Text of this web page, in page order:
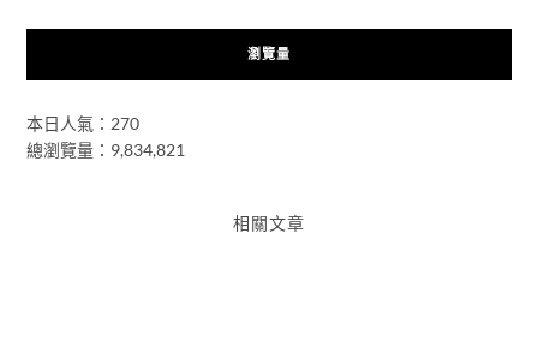
瀏覽量
本日人氣：270
總瀏覽量：9,834,821
相關文章